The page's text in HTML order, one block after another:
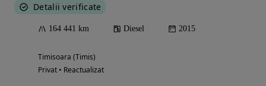
Detalii verificate
164 441 km Diesel 2015
Timisoara (Timis)
Privat • Reactualizat